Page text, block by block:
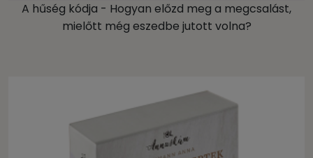
A hűség kódja - Hogyan előzd meg a megcsalást,
mielőtt még eszedbe jutott volna?